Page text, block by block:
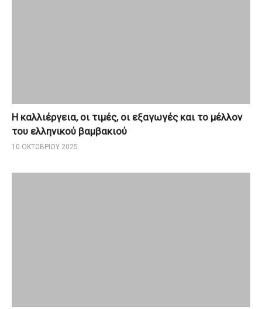
Η καλλιέργεια, οι τιμές, οι εξαγωγές και το μέλλον
του ελληνικού βαμβακιού
10 ΟΚΤΩΒΡΊΟΥ 2025